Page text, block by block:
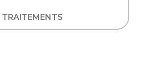
TRAITEMENTS